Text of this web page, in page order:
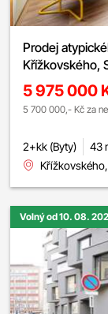
Prodej
Křížkovského,
5 975 000
5 700 000,- Kč za
2+kk (Byty) 43
Volný od 10. 08.